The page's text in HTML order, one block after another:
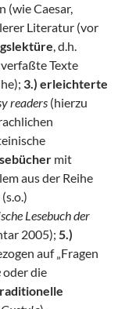
(wie Caesar,
Literatur (vor
, d.h.
Texte
3.) erleichterte
readers (hierzu
mit
aus der Reihe
Lesebuch der
2005); 5.)
auf „Fragen
oder die